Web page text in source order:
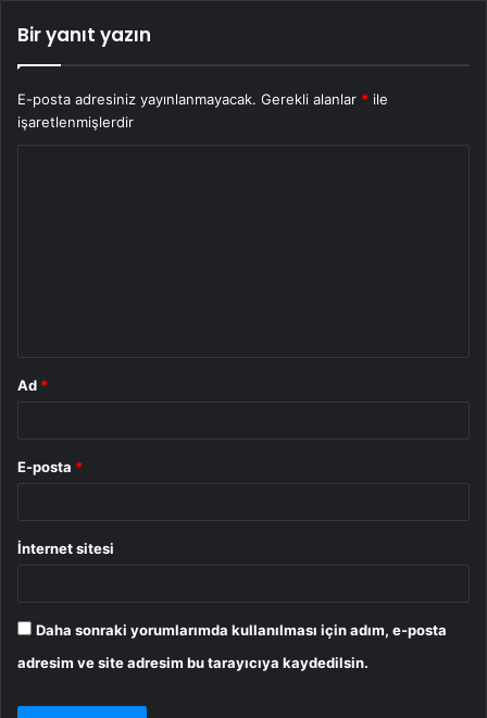
Bir yanıt yazın
E-posta adresiniz yayınlanmayacak. Gerekli alanlar * ile
işaretlenmişlerdir
Ad *
E-posta *
İnternet sitesi
Daha sonraki yorumlarımda kullanılması için adım, e-posta
adresim ve site adresim bu tarayıcıya kaydedilsin.